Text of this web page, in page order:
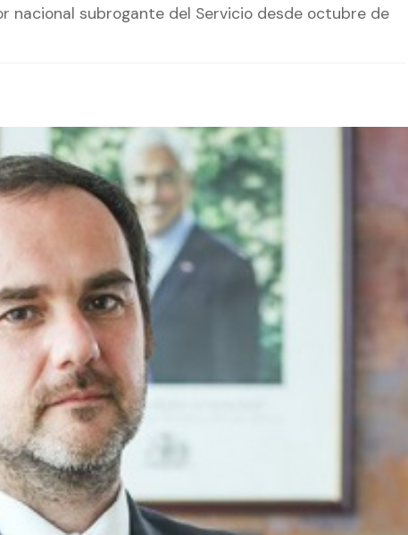
nacional subrogante del Servicio desde octubre de